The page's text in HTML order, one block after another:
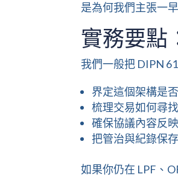
是為何我們主張一
實務要點
我們一般把 DIPN
界定這個架構是
梳理交易如何尋
確保協議內容反
把管治與紀錄保
如果你仍在 LPF、